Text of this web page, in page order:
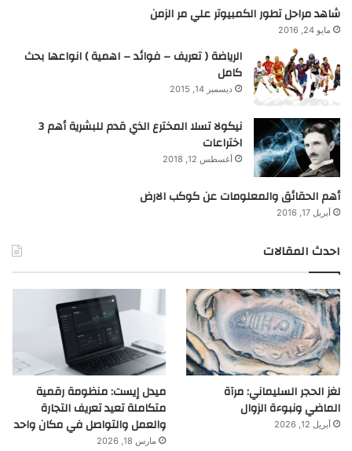
شاهد مراحل تطور الكمبيوتر علي مر الزمن
مايو 24, 2016
الرياضة ( تعريف – فوائد – اهمية ) انواعها بحث
كامل
ديسمبر 14, 2015
نيكولا تسلا المخترع الذي قدم للبشرية أهم 3
اختراعات
أغسطس 12, 2018
أهم الحقائق والمعلومات عن كوكب الارض
أبريل 17, 2016
احدث المقالات
لغز الحجر السليماني: مرآة
الماضي ونبوءة الزوال
أبريل 12, 2026
ميدل إيست: منظومة رقمية
متكاملة تعيد تعريف التجارة
والعمل والتواصل في مكان واحد
مارس 18, 2026